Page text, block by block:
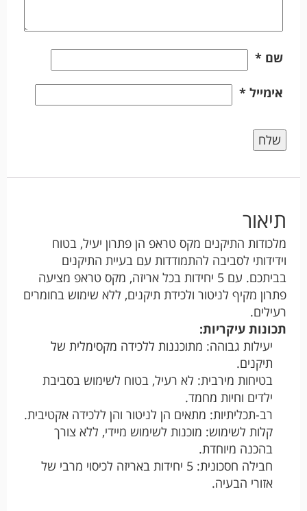
שם *
אימייל *
תיאור
מלכודות התיקנים מקס טראפ הן פתרון יעיל, בטוח
וידידותי לסביבה להתמודדות עם בעיית התיקנים
בביתכם. עם 5 יחידות בכל אריזה, מקס טראפ מציעה
פתרון מקיף לניטור ולכידת תיקנים, ללא שימוש בחומרים
רעילים.
תכונות עיקריות:
יעילות גבוהה: מתוכננות ללכידה מקסימלית של
תיקנים.
בטיחות מירבית: לא רעיל, בטוח לשימוש בסביבת
ילדים וחיות מחמד.
רב-תכליתיות: מתאים הן לניטור והן ללכידה אקטיבית.
קלות לשימוש: מוכנות לשימוש מיידי, ללא צורך
בהכנה מיוחדת.
חבילה חסכונית: 5 יחידות באריזה לכיסוי מרבי של
אזורי הבעיה.